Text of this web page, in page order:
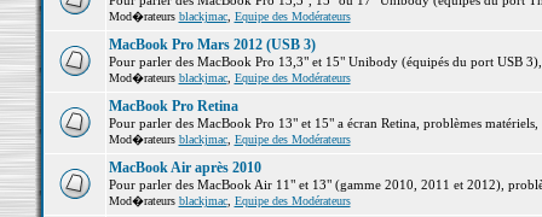
Mod�rateurs blackjmac, Equipe des Modérateurs
MacBook Pro Mars 2012 (USB 3)
Pour parler des MacBook Pro 13,3" et 15" Unibody (équipés du port USB
Mod�rateurs blackjmac, Equipe des Modérateurs
MacBook Pro Retina
Pour parler des MacBook Pro 13" et 15" a écran Retina, problèmes matériels,
Mod�rateurs blackjmac, Equipe des Modérateurs
MacBook Air après 2010
Pour parler des MacBook Air 11" et 13" (gamme 2010, 2011 et 2012),
Mod�rateurs blackjmac, Equipe des Modérateurs